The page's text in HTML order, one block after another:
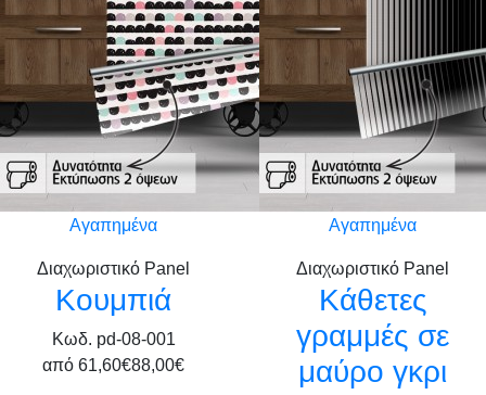
Αγαπημένα
Διαχωριστικό Panel
Κουμπιά
Κωδ. pd-08-001
από 61,60€88,00€
Αγαπημένα
Διαχωριστικό Panel
Κάθετες
γραμμές σε
μαύρο γκρι